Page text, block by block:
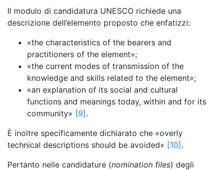
Il modulo di candidatura UNESCO richiede una
descrizione dell’elemento proposto che enfatizzi:
«the characteristics of the bearers and
practitioners of the element»;
«the current modes of transmission of the
knowledge and skills related to the element»;
«an explanation of its social and cultural
functions and meanings today, within and for its
community» [9].
È inoltre specificamente dichiarato che «overly
technical descriptions should be avoided» [10].
Pertanto nelle candidature (nomination files) degli